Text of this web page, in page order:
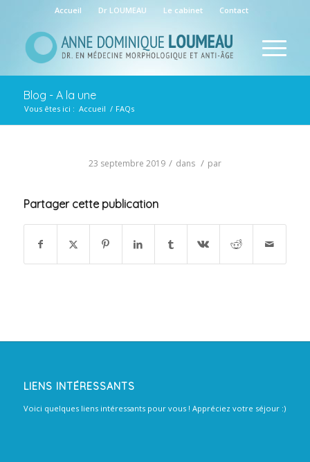
Accueil Dr LOUMEAU Le cabinet Contact
Blog - A la une
Vous êtes ici : Accueil / FAQs
23 septembre 2019 / dans / par
Partager cette publication
LIENS INTÉRESSANTS
Voici quelques liens intéressants pour vous ! Appréciez votre séjour :)